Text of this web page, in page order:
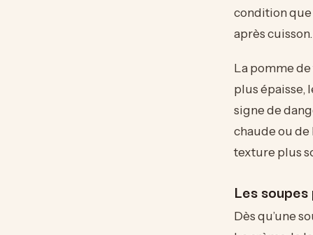
condition que
après
La pomme
plus épaisse,
signe de
chaude ou
texture plus
Les
Dès qu’une